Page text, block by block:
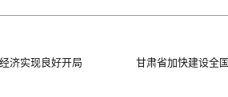
济实现良好开局
甘肃省加快建设全